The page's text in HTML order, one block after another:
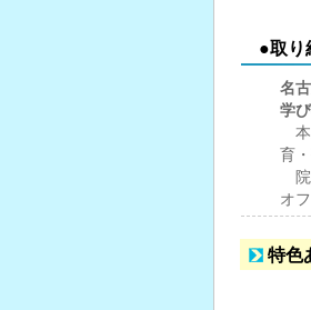
●取り
名
学
本
育
院
オ
特色